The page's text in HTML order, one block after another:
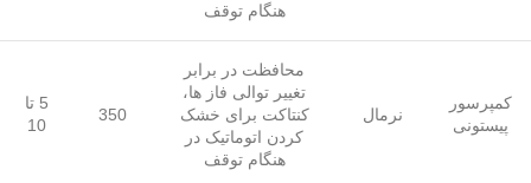
هنگام توقف
کمپرسور
پیستونی
نرمال
محافظت در برابر
تغییر توالی فاز ها،
کنتاکت برای خشک
کردن اتوماتیک در
هنگام توقف
350
5 تا
10